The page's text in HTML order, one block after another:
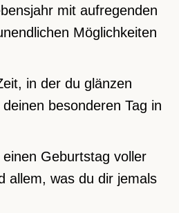
mit aufregenden
Möglichkeiten
in der du glänzen
besonderen Tag in
Geburtstag voller
allem, was du dir jemals